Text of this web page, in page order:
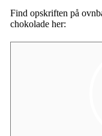
Find opskriften på
chokolade her: